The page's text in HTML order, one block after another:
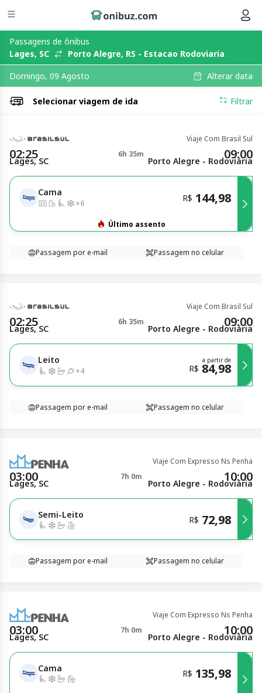
Passagens de ônibus
Lages, SC
Porto Alegre, RS - Estacao Rodoviaria
Domingo, 09 Agosto
Alterar data
Selecionar viagem de ida Filtrar
Viaje Com Brasil Sul
02:25 6h 35m 09:00
Lages, SC Porto Alegre - Rodoviária
Cama
+6 R$ 144,98
Último assento
Passagem por e-mail Passagem no celular
Viaje Com Brasil Sul
02:25 6h 35m 09:00
Lages, SC Porto Alegre - Rodoviária
Leito
+4
a partir de
R$ 84,98
Passagem por e-mail Passagem no celular
Viaje Com Expresso Ns Penha
03:00 7h 0m 10:00
Lages, SC Porto Alegre - Rodoviária
Semi-Leito R$ 72,98
Passagem por e-mail Passagem no celular
Viaje Com Expresso Ns Penha
03:00 7h 0m 10:00
Lages, SC Porto Alegre - Rodoviária
Cama R$ 135,98